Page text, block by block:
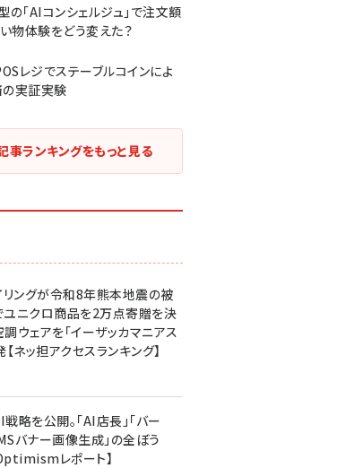
の「AIコンシェルジュ」で注文額
物体験をどう変えた？
レジでステーブルコインによ
実証実験
事ランキングをもっと見る
リングが令和8年熊本地震の被
ニクロ商品を2万点寄贈を決
ウェアを「イーザッカマニアス
ネッ担アクセスランキング】
略を公開。「AI店長」「バー
バナー画像生成」の全ぼう
レポート】